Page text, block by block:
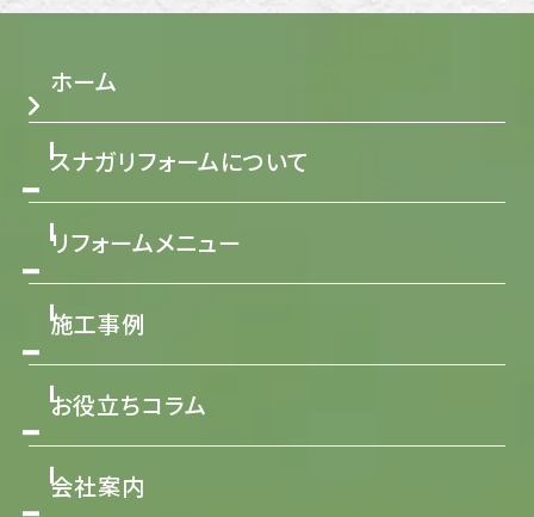
ホーム
スナガリフォームについて
リフォームメニュー
施工事例
お役立ちコラム
会社案内